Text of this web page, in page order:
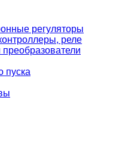
регуляторы
реле
пуска